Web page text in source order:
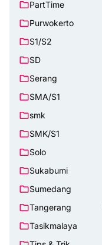
PartTime
Purwokerto
S1/S2
SD
Serang
SMA/S1
smk
SMK/S1
Solo
Sukabumi
Sumedang
Tangerang
Tasikmalaya